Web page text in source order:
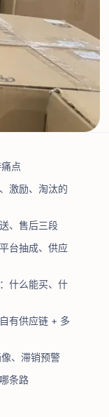
点
激励、淘汰的
、售后三段
台抽成、供应
什么能买、什
有供应链 + 多
、滞销预警
条路